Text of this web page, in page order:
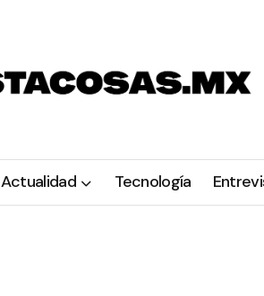
Actualidad Tecnología